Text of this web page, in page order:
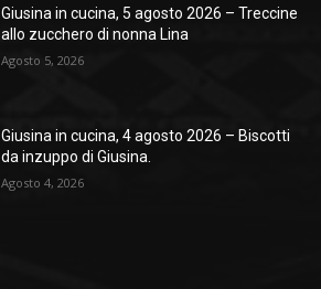
Giusina in cucina, 5 agosto 2026 – Treccine
allo zucchero di nonna Lina
Agosto 5, 2026
Giusina in cucina, 4 agosto 2026 – Biscotti
da inzuppo di Giusina.
Agosto 4, 2026